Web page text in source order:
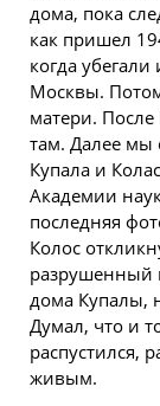
дома, пока
как пришел
когда
Москвы.
матери. После
там. Далее мы
Купала и
Академии
последняя
Колос
разрушенный
дома Купалы,
Думал, что и
распустился,
живым.